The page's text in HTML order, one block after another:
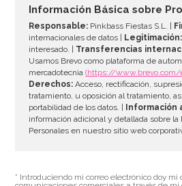
AÑADIR
Información Básica sobre
Responsable: Pinkbass Fiestas S.L. |
internacionales de datos |
Legitimación:
interesado. | Transferencias
Usamos Brevo como plataforma de
mercadotecnia(https://
Derechos: Acceso, rectificación,
tratamiento, u oposición al tratamiento,
portabilidad de los datos. |
Información
información adicional y detallada sobre la
Personales en nuestro sitio web
* Introduciendo mi correo electrónico doy